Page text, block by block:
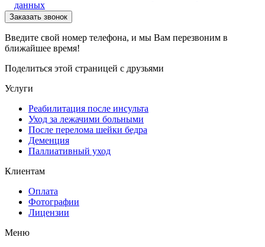
данных
Введите свой номер телефона, и мы Вам перезвоним в
ближайшее время!
Поделиться этой страницей с друзьями
Услуги
Реабилитация после инсульта
Уход за лежачими больными
После перелома шейки бедра
Деменция
Паллиативный уход
Клиентам
Оплата
Фотографии
Лицензии
Меню